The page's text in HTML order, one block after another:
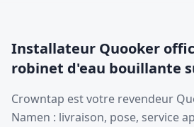
Installateur Quooker
robinet d'eau bouillante
Crowntap est votre revendeur
Namen : livraison, pose, service